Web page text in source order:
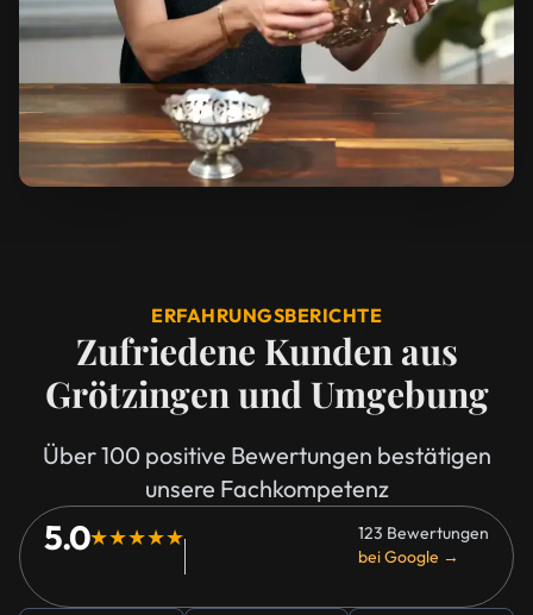
ERFAHRUNGSBERICHTE
Zufriedene Kunden aus
Grötzingen und Umgebung
Über 100 positive Bewertungen bestätigen
unsere Fachkompetenz
5.0★★★★★
123 Bewertungen
bei Google →